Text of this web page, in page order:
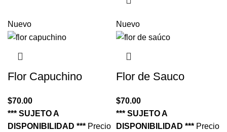
Nuevo
Flor Capuchino
$70.00
*** SUJETO A
DISPONIBILIDAD *** Precio
Nuevo
Flor de Sauco
$70.00
*** SUJETO A
DISPONIBILIDAD *** Precio